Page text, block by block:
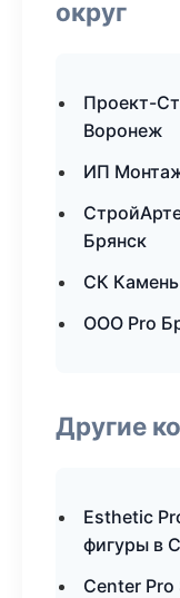
округ
Проект-
Воронеж
ИП
Брянск
СК
ООО Pro
Другие
Esthetic
фигуры в
Center